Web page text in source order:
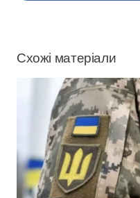
Схожі матеріали